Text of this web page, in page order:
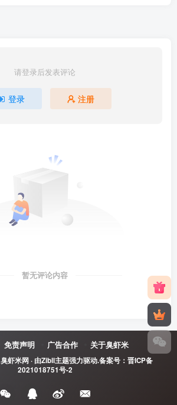
请登录后发表评论
登录 注册
暂无评论内容
免责声明 广告合作 关于臭虾米
臭虾米网· 由Zibll主题强力驱动.备案号： 晋ICP备
2021018751号-2